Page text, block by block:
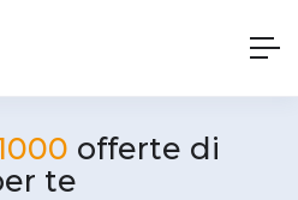
offerte di
te